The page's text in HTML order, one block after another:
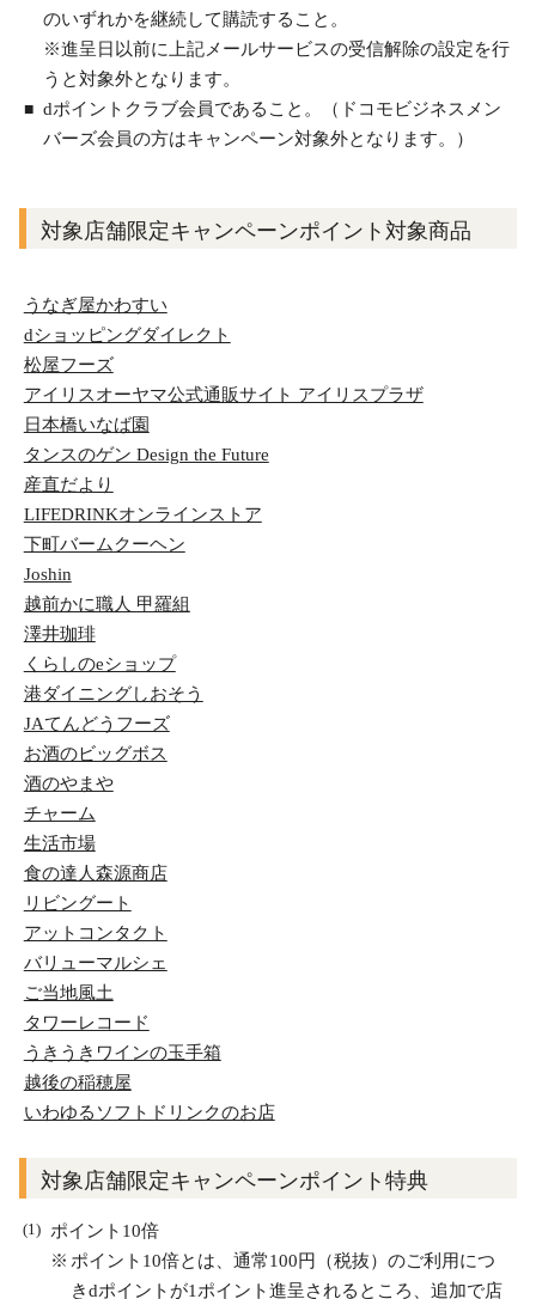
のいずれかを継続して購読すること。
※進呈日以前に上記メールサービスの受信解除の設定を行
うと対象外となります。
dポイントクラブ会員であること。（ドコモビジネスメン
バーズ会員の方はキャンペーン対象外となります。）
対象店舗限定キャンペーンポイント対象商品
うなぎ屋かわすい
dショッピングダイレクト
松屋フーズ
アイリスオーヤマ公式通販サイト アイリスプラザ
日本橋いなば園
タンスのゲン Design the Future
産直だより
LIFEDRINKオンラインストア
下町バームクーヘン
Joshin
越前かに職人 甲羅組
澤井珈琲
くらしのeショップ
港ダイニングしおそう
JAてんどうフーズ
お酒のビッグボス
酒のやまや
チャーム
生活市場
食の達人森源商店
リビングート
アットコンタクト
バリューマルシェ
ご当地風土
タワーレコード
うきうきワインの玉手箱
越後の稲穂屋
いわゆるソフトドリンクのお店
対象店舗限定キャンペーンポイント特典
ポイント10倍
ポイント10倍とは、通常100円（税抜）のご利用につ
きdポイントが1ポイント進呈されるところ、追加で店